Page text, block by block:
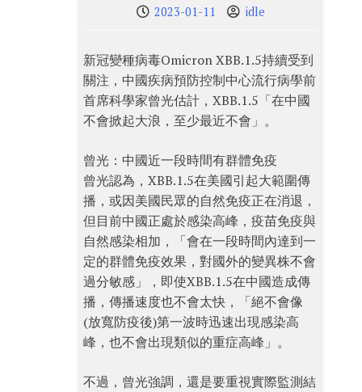
2023-01-11 idle
新冠變種病毒Omicron XBB.1.5持續受到
關注，中國疾病預防控制中心流行病學前
首席科學家曾光估計，XBB.1.5「在中國
不會掀起大浪，至少最近不會」。
曾光：中國近一段時間有群體免疫
曾光認為，XBB.1.5在美國引起大範圍傳
播，或因美國民眾的自然免疫正在消退，
但目前中國正處於感染高峰，疫苗免疫與
自然感染相加，「會在一段時間內達到一
定的群體免疫效果，對國外的變異株不會
過分敏感」，即使XBB.1.5在中國造成傳
播，傳播速度也不會太快，「絕不會像
(放寬防疫後)第一波時迅速出現感染高
峰，也不會出現類似的重症高峰」。
不過，曾光強調，還是要重視實際監測結